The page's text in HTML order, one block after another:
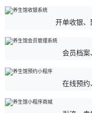
开单收银
会员档
在线预